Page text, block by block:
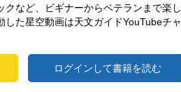
など、ビギナーからベテランまで楽し
た星空動画は天文ガイドYouTubeチャ
ログインして書籍を読む